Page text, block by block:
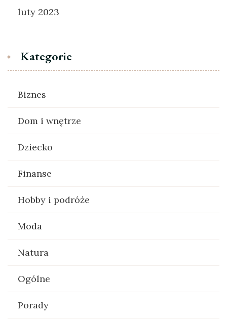
luty 2023
Kategorie
Biznes
Dom i wnętrze
Dziecko
Finanse
Hobby i podróże
Moda
Natura
Ogólne
Porady